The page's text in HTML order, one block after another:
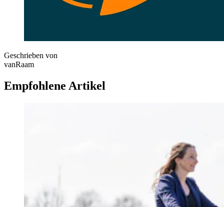
Geschrieben von
vanRaam
Empfohlene Artikel